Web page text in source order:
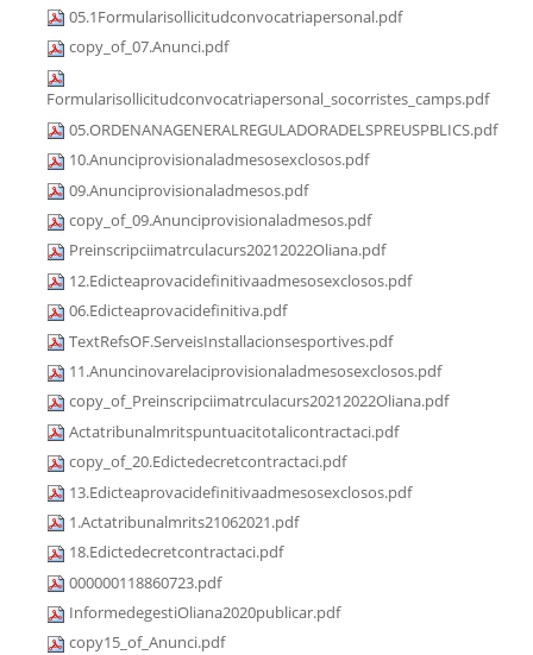
05.1Formularisollicitudconvocatriapersonal.pdf
copy_of_07.Anunci.pdf
Formularisollicitudconvocatriapersonal_socorristes_camps.pdf
05.ORDENANAGENERALREGULADORADELSPREUSPBLICS.pdf
10.Anunciprovisionaladmesosexclosos.pdf
09.Anunciprovisionaladmesos.pdf
copy_of_09.Anunciprovisionaladmesos.pdf
Preinscripciimatrculacurs20212022Oliana.pdf
12.Edicteaprovacidefinitivaadmesosexclosos.pdf
06.Edicteaprovacidefinitiva.pdf
TextRefsOF.ServeisInstallacionsesportives.pdf
11.Anuncinovarelaciprovisionaladmesosexclosos.pdf
copy_of_Preinscripciimatrculacurs20212022Oliana.pdf
Actatribunalmritspuntuacitotalicontractaci.pdf
copy_of_20.Edictedecretcontractaci.pdf
13.Edicteaprovacidefinitivaadmesosexclosos.pdf
1.Actatribunalmrits21062021.pdf
18.Edictedecretcontractaci.pdf
000000118860723.pdf
InformedegestiOliana2020publicar.pdf
copy15_of_Anunci.pdf